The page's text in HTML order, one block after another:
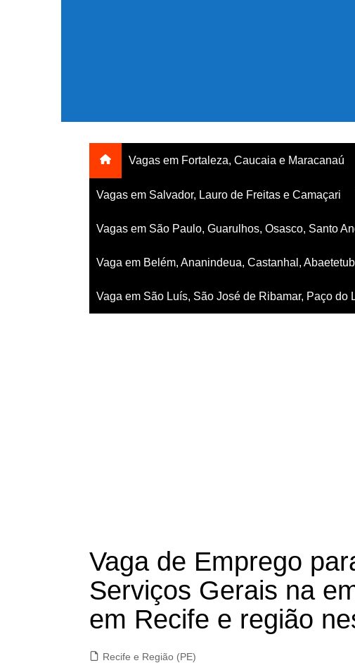
Vagas em Fortaleza, Caucaia e Maracanaú
Vagas em Salvador, Lauro de Freitas e Camaçari
Vagas em São Paulo, Guarulhos, Osasco, Santo
Vaga em Belém, Ananindeua, Castanhal,
Vaga em São Luís, São José de Ribamar, Paço
Vaga de Emprego
Serviços Gerais na
em Recife e região
Recife e Região (PE)